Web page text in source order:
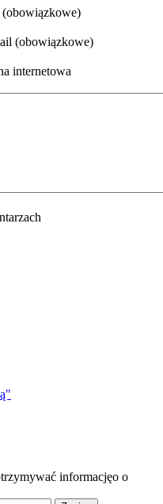
(obowiązkowe)
internetowa
informacjęo o